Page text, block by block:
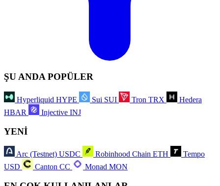
ŞU ANDA POPÜLER
Hyperliquid HYPE Sui SUI Tron TRX
Hedera
HBAR
Injective INJ
YENİ
Arc (Testnet) USDC Robinhood Chain ETH
Tempo
USD
Canton CC Monad MON